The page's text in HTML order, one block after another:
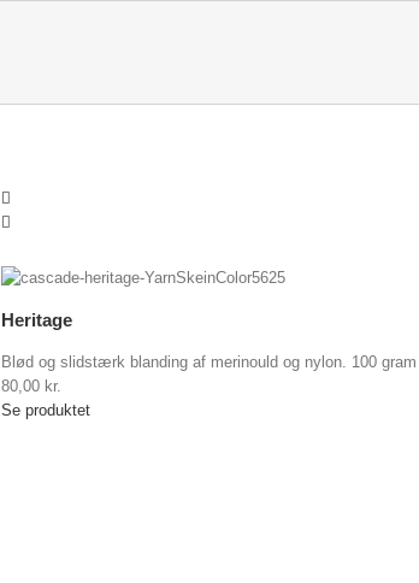
Heritage
Blød og slidstærk blanding af merinould og nylon. 100 gram
80,00 kr.
Se produktet